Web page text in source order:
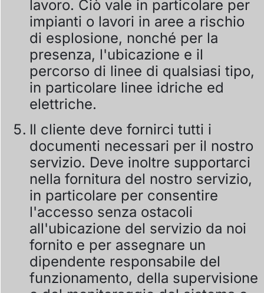
lavoro. Ciò vale in particolare per
impianti o lavori in aree a rischio
di esplosione, nonché per la
presenza, l'ubicazione e il
percorso di linee di qualsiasi tipo,
in particolare linee idriche ed
elettriche.
Il cliente deve fornirci tutti i
documenti necessari per il nostro
servizio. Deve inoltre supportarci
nella fornitura del nostro servizio,
in particolare per consentire
l'accesso senza ostacoli
all'ubicazione del servizio da noi
fornito e per assegnare un
dipendente responsabile del
funzionamento, della supervisione